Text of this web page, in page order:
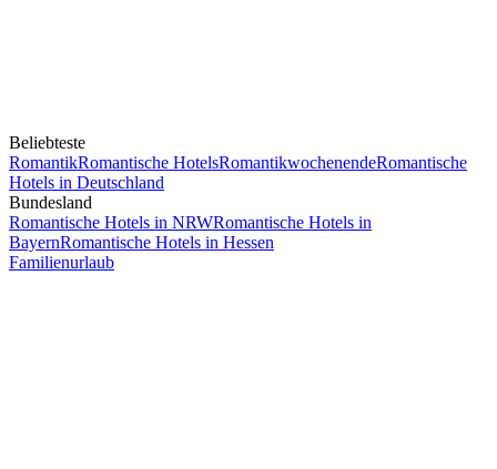
Beliebteste
RomantikRomantische HotelsRomantikwochenendeRomantische
Hotels in Deutschland
Bundesland
Romantische Hotels in NRWRomantische Hotels in
BayernRomantische Hotels in Hessen
Familienurlaub